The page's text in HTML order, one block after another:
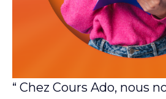
“ Chez Cours Ado, nous